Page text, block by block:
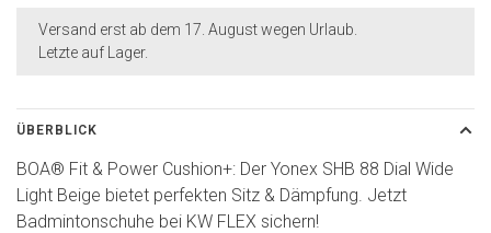
Versand erst ab dem 17. August wegen Urlaub.
Letzte auf Lager.
ÜBERBLICK
BOA® Fit & Power Cushion+: Der Yonex SHB 88 Dial Wide
Light Beige bietet perfekten Sitz & Dämpfung. Jetzt
Badmintonschuhe bei KW FLEX sichern!